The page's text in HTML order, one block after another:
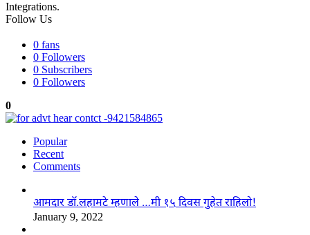
Integrations.
Follow Us
0 fans
0 Followers
0 Subscribers
0 Followers
0
Popular
Recent
Comments
आमदार डॉ.लहामटे म्हणाले …मी १५ दिवस गुहेत राहिलो!
January 9, 2022